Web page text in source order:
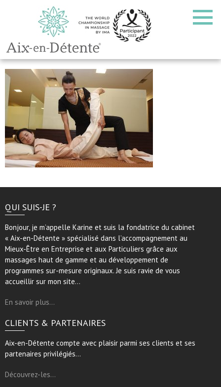
QUI SUIS-JE ?
Bonjour, je m’appelle Karine et suis la fondatrice du cabinet
« Aix-en-Détente » spécialisé dans l’accompagnement au
Mieux-Être en Entreprise et aux Particuliers grâce aux
massages haut de gamme et au développement de
programmes sur-mesure originaux. Je suis ravie de vous
accueillir sur mon site…
En savoir plus…
CLIENTS & PARTENAIRES
Aix-en-Détente compte avec plaisir parmi ses clients et ses
partenaires privilégiés…
Découvrez-les…